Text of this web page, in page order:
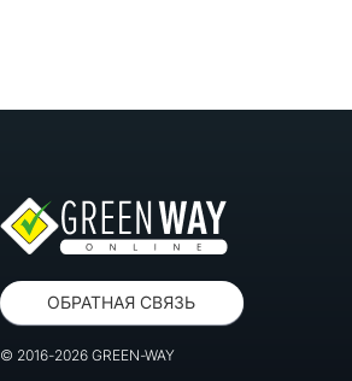
ОБРАТНАЯ СВЯЗЬ
© 2016-2026 GREEN-WAY